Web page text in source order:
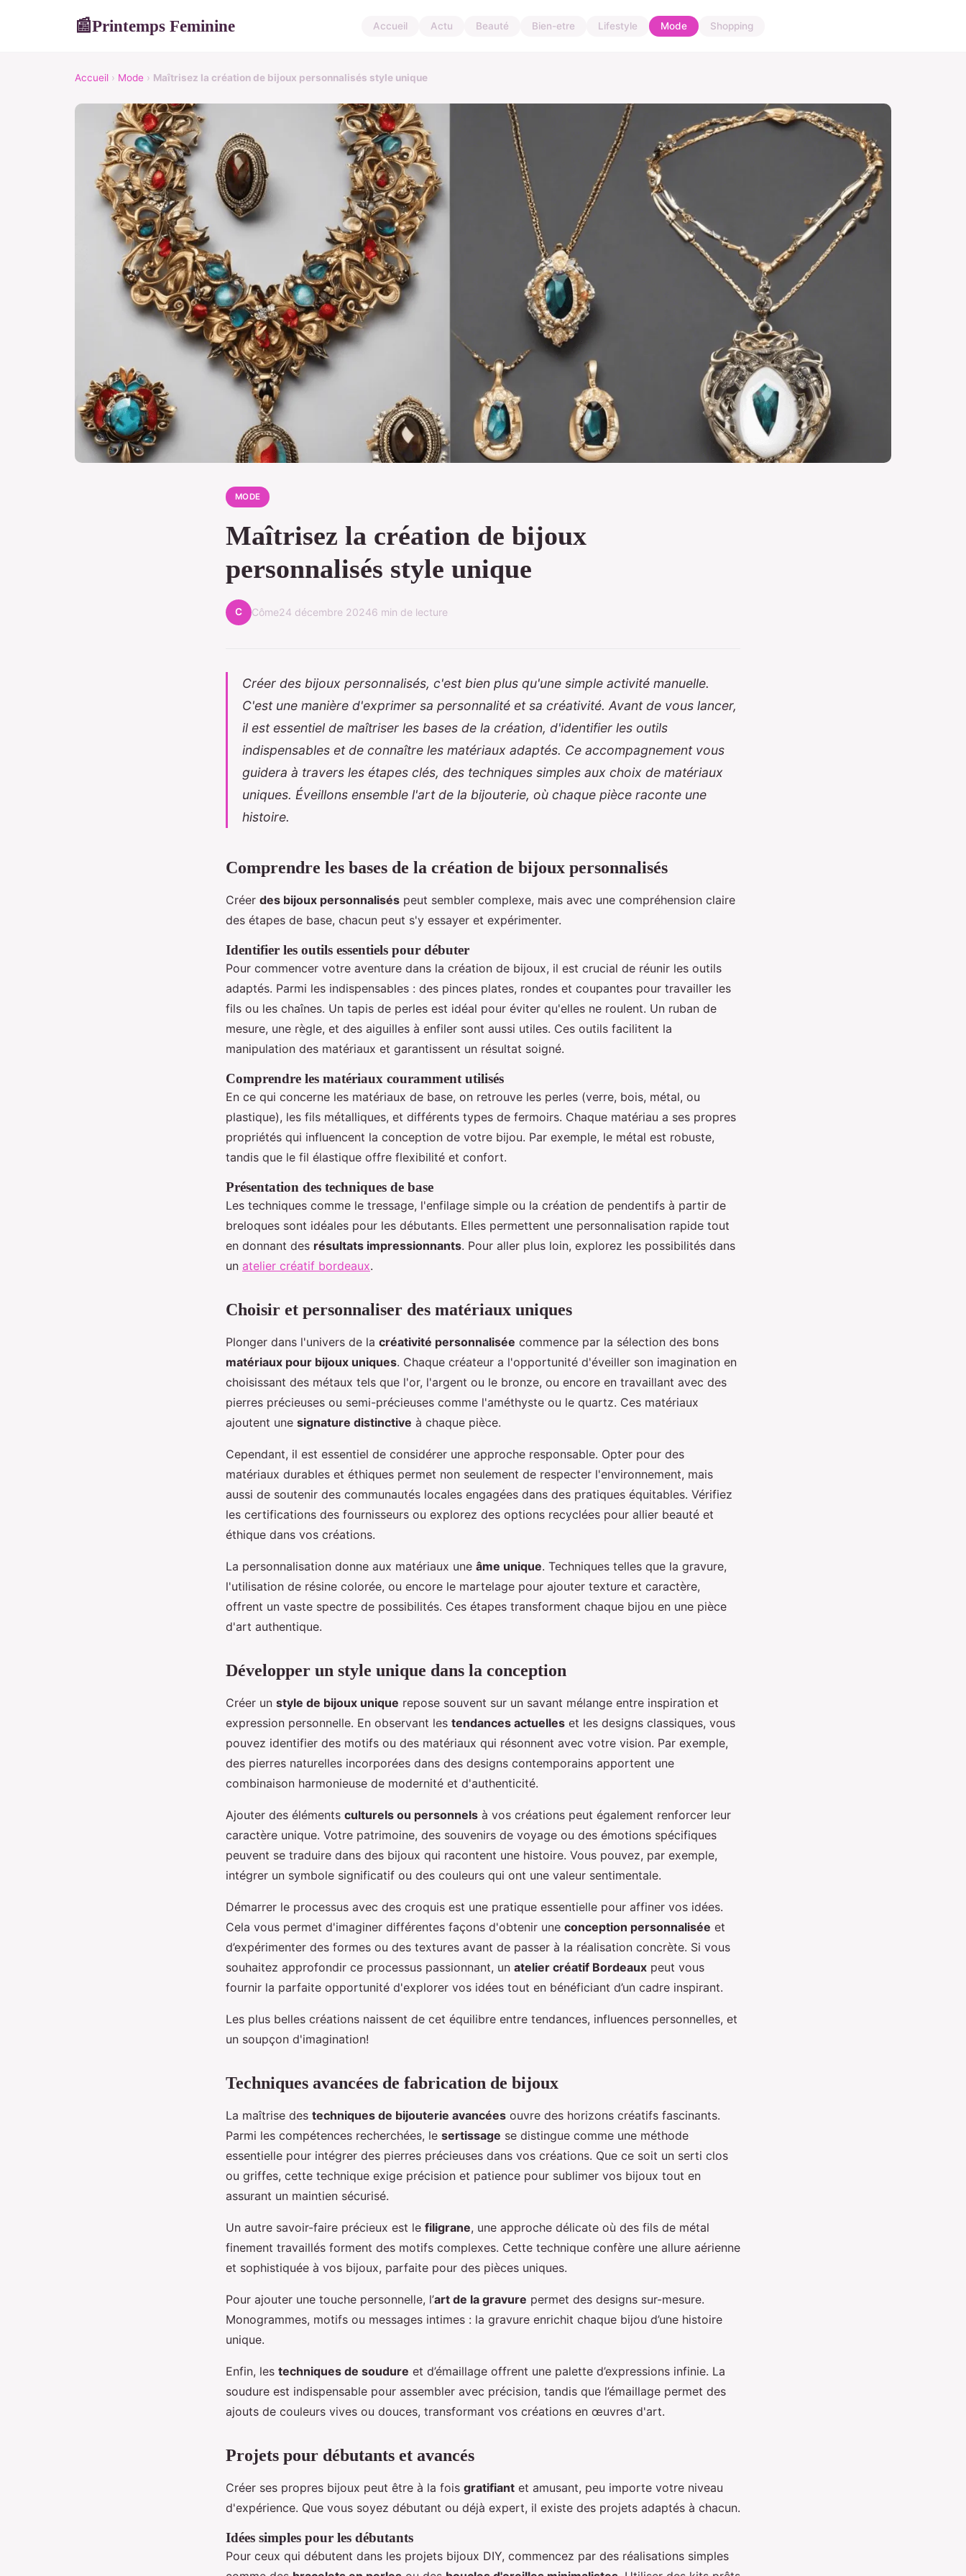
📰Printemps Feminine Accueil Actu Beauté Bien-etre Lifestyle Mode Shopping
Accueil › Mode › Maîtrisez la création de bijoux personnalisés style unique
MODE
Maîtrisez la création de bijoux
personnalisés style unique
C Côme24 décembre 20246 min de lecture
Créer des bijoux personnalisés, c'est bien plus qu'une simple activité manuelle.
C'est une manière d'exprimer sa personnalité et sa créativité. Avant de vous lancer,
il est essentiel de maîtriser les bases de la création, d'identifier les outils
indispensables et de connaître les matériaux adaptés. Ce accompagnement vous
guidera à travers les étapes clés, des techniques simples aux choix de matériaux
uniques. Éveillons ensemble l'art de la bijouterie, où chaque pièce raconte une
histoire.
Comprendre les bases de la création de bijoux personnalisés
Créer des bijoux personnalisés peut sembler complexe, mais avec une compréhension claire
des étapes de base, chacun peut s'y essayer et expérimenter.
Identifier les outils essentiels pour débuter
Pour commencer votre aventure dans la création de bijoux, il est crucial de réunir les outils
adaptés. Parmi les indispensables : des pinces plates, rondes et coupantes pour travailler les
fils ou les chaînes. Un tapis de perles est idéal pour éviter qu'elles ne roulent. Un ruban de
mesure, une règle, et des aiguilles à enfiler sont aussi utiles. Ces outils facilitent la
manipulation des matériaux et garantissent un résultat soigné.
Comprendre les matériaux couramment utilisés
En ce qui concerne les matériaux de base, on retrouve les perles (verre, bois, métal, ou
plastique), les fils métalliques, et différents types de fermoirs. Chaque matériau a ses propres
propriétés qui influencent la conception de votre bijou. Par exemple, le métal est robuste,
tandis que le fil élastique offre flexibilité et confort.
Présentation des techniques de base
Les techniques comme le tressage, l'enfilage simple ou la création de pendentifs à partir de
breloques sont idéales pour les débutants. Elles permettent une personnalisation rapide tout
en donnant des résultats impressionnants. Pour aller plus loin, explorez les possibilités dans
un atelier créatif bordeaux.
Choisir et personnaliser des matériaux uniques
Plonger dans l'univers de la créativité personnalisée commence par la sélection des bons
matériaux pour bijoux uniques. Chaque créateur a l'opportunité d'éveiller son imagination en
choisissant des métaux tels que l'or, l'argent ou le bronze, ou encore en travaillant avec des
pierres précieuses ou semi-précieuses comme l'améthyste ou le quartz. Ces matériaux
ajoutent une signature distinctive à chaque pièce.
Cependant, il est essentiel de considérer une approche responsable. Opter pour des
matériaux durables et éthiques permet non seulement de respecter l'environnement, mais
aussi de soutenir des communautés locales engagées dans des pratiques équitables. Vérifiez
les certifications des fournisseurs ou explorez des options recyclées pour allier beauté et
éthique dans vos créations.
La personnalisation donne aux matériaux une âme unique. Techniques telles que la gravure,
l'utilisation de résine colorée, ou encore le martelage pour ajouter texture et caractère,
offrent un vaste spectre de possibilités. Ces étapes transforment chaque bijou en une pièce
d'art authentique.
Développer un style unique dans la conception
Créer un style de bijoux unique repose souvent sur un savant mélange entre inspiration et
expression personnelle. En observant les tendances actuelles et les designs classiques, vous
pouvez identifier des motifs ou des matériaux qui résonnent avec votre vision. Par exemple,
des pierres naturelles incorporées dans des designs contemporains apportent une
combinaison harmonieuse de modernité et d'authenticité.
Ajouter des éléments culturels ou personnels à vos créations peut également renforcer leur
caractère unique. Votre patrimoine, des souvenirs de voyage ou des émotions spécifiques
peuvent se traduire dans des bijoux qui racontent une histoire. Vous pouvez, par exemple,
intégrer un symbole significatif ou des couleurs qui ont une valeur sentimentale.
Démarrer le processus avec des croquis est une pratique essentielle pour affiner vos idées.
Cela vous permet d'imaginer différentes façons d'obtenir une conception personnalisée et
d’expérimenter des formes ou des textures avant de passer à la réalisation concrète. Si vous
souhaitez approfondir ce processus passionnant, un atelier créatif Bordeaux peut vous
fournir la parfaite opportunité d'explorer vos idées tout en bénéficiant d’un cadre inspirant.
Les plus belles créations naissent de cet équilibre entre tendances, influences personnelles, et
un soupçon d'imagination!
Techniques avancées de fabrication de bijoux
La maîtrise des techniques de bijouterie avancées ouvre des horizons créatifs fascinants.
Parmi les compétences recherchées, le sertissage se distingue comme une méthode
essentielle pour intégrer des pierres précieuses dans vos créations. Que ce soit un serti clos
ou griffes, cette technique exige précision et patience pour sublimer vos bijoux tout en
assurant un maintien sécurisé.
Un autre savoir-faire précieux est le filigrane, une approche délicate où des fils de métal
finement travaillés forment des motifs complexes. Cette technique confère une allure aérienne
et sophistiquée à vos bijoux, parfaite pour des pièces uniques.
Pour ajouter une touche personnelle, l’art de la gravure permet des designs sur-mesure.
Monogrammes, motifs ou messages intimes : la gravure enrichit chaque bijou d’une histoire
unique.
Enfin, les techniques de soudure et d’émaillage offrent une palette d’expressions infinie. La
soudure est indispensable pour assembler avec précision, tandis que l’émaillage permet des
ajouts de couleurs vives ou douces, transformant vos créations en œuvres d'art.
Projets pour débutants et avancés
Créer ses propres bijoux peut être à la fois gratifiant et amusant, peu importe votre niveau
d'expérience. Que vous soyez débutant ou déjà expert, il existe des projets adaptés à chacun.
Idées simples pour les débutants
Pour ceux qui débutent dans les projets bijoux DIY, commencez par des réalisations simples